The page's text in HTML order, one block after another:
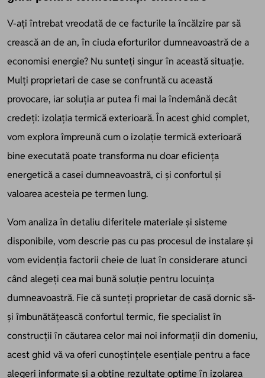
V-ați întrebat vreodată de ce facturile la încălzire par să
crească an de an, în ciuda eforturilor dumneavoastră de a
economisi energie? Nu sunteți singur în această situație.
Mulți proprietari de case se confruntă cu această
provocare, iar soluția ar putea fi mai la îndemână decât
credeți: izolația termică exterioară. În acest ghid complet,
vom explora împreună cum o izolație termică exterioară
bine executată poate transforma nu doar eficiența
energetică a casei dumneavoastră, ci și confortul și
valoarea acesteia pe termen lung.
Vom analiza în detaliu diferitele materiale și sisteme
disponibile, vom descrie pas cu pas procesul de instalare și
vom evidenția factorii cheie de luat în considerare atunci
când alegeți cea mai bună soluție pentru locuința
dumneavoastră. Fie că sunteți proprietar de casă dornic să-
și îmbunătățească confortul termic, fie specialist în
construcții în căutarea celor mai noi informații din domeniu,
acest ghid vă va oferi cunoștințele esențiale pentru a face
alegeri informate și a obține rezultate optime în izolarea